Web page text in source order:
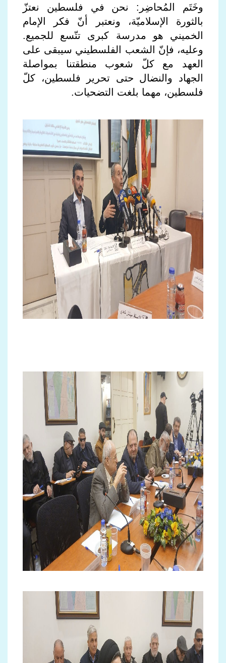
وخَتَم المُحاضِر: نحن في فلسطين نعتزّ
بالثورة الإسلاميّة، ونعتبر أنّ فكر الإمام
الخميني هو مدرسة كبرى تتّسع للجميع.
وعليه، فإنّ الشعب الفلسطيني سيبقى على
العهد مع كلّ شعوب منطقتنا بمواصلة
الجهاد والنضال حتى تحرير فلسطين، كلّ
فلسطين، مهما بلغت التضحيات.